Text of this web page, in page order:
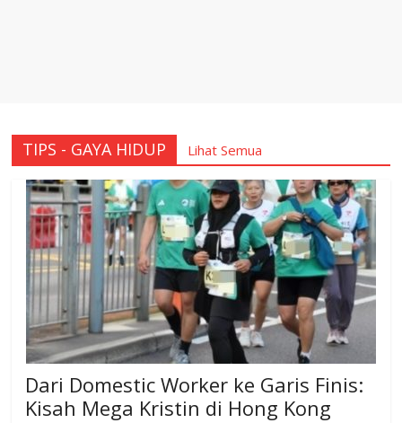
TIPS - GAYA HIDUP Lihat Semua
Dari Domestic Worker ke Garis Finis:
Kisah Mega Kristin di Hong Kong